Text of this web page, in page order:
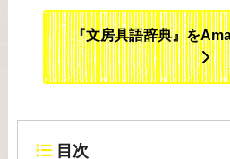
『文房具語辞典』を
目次